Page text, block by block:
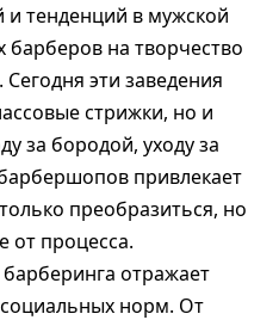
и тенденций в мужской
на творчество
эти заведения
стрижки, но и
за бородой, уходу за
привлекает
преобразиться, но
от процесса.
отражает
норм. От